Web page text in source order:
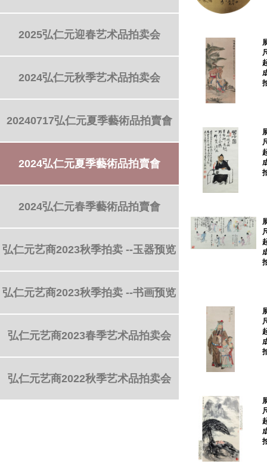
2025弘仁元迎春艺术品拍卖会
2024弘仁元秋季艺术品拍卖会
20240717弘仁元夏季藝術品拍賣會
2024弘仁元夏季藝術品拍賣會
2024弘仁元春季藝術品拍賣會
弘仁元艺商2023秋季拍卖 --玉器预览
弘仁元艺商2023秋季拍卖 --书画预览
弘仁元艺商2023春季艺术品拍卖会
弘仁元艺商2022秋季艺术品拍卖会